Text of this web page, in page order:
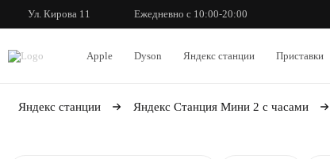
Ул. Кирова 11 Ежедневно с 10:00-20:00
Apple Dyson Яндекс станции Приставки
Яндекс станции Яндекс Станция Мини 2 с часами